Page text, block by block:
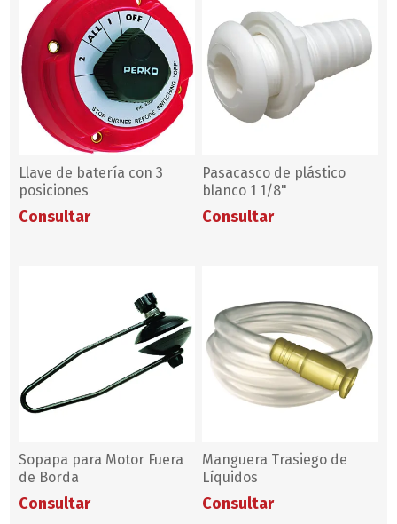
Llave de batería con 3
posiciones
Consultar
Pasacasco de plástico
blanco 1 1/8"
Consultar
Sopapa para Motor Fuera
de Borda
Consultar
Manguera Trasiego de
Líquidos
Consultar